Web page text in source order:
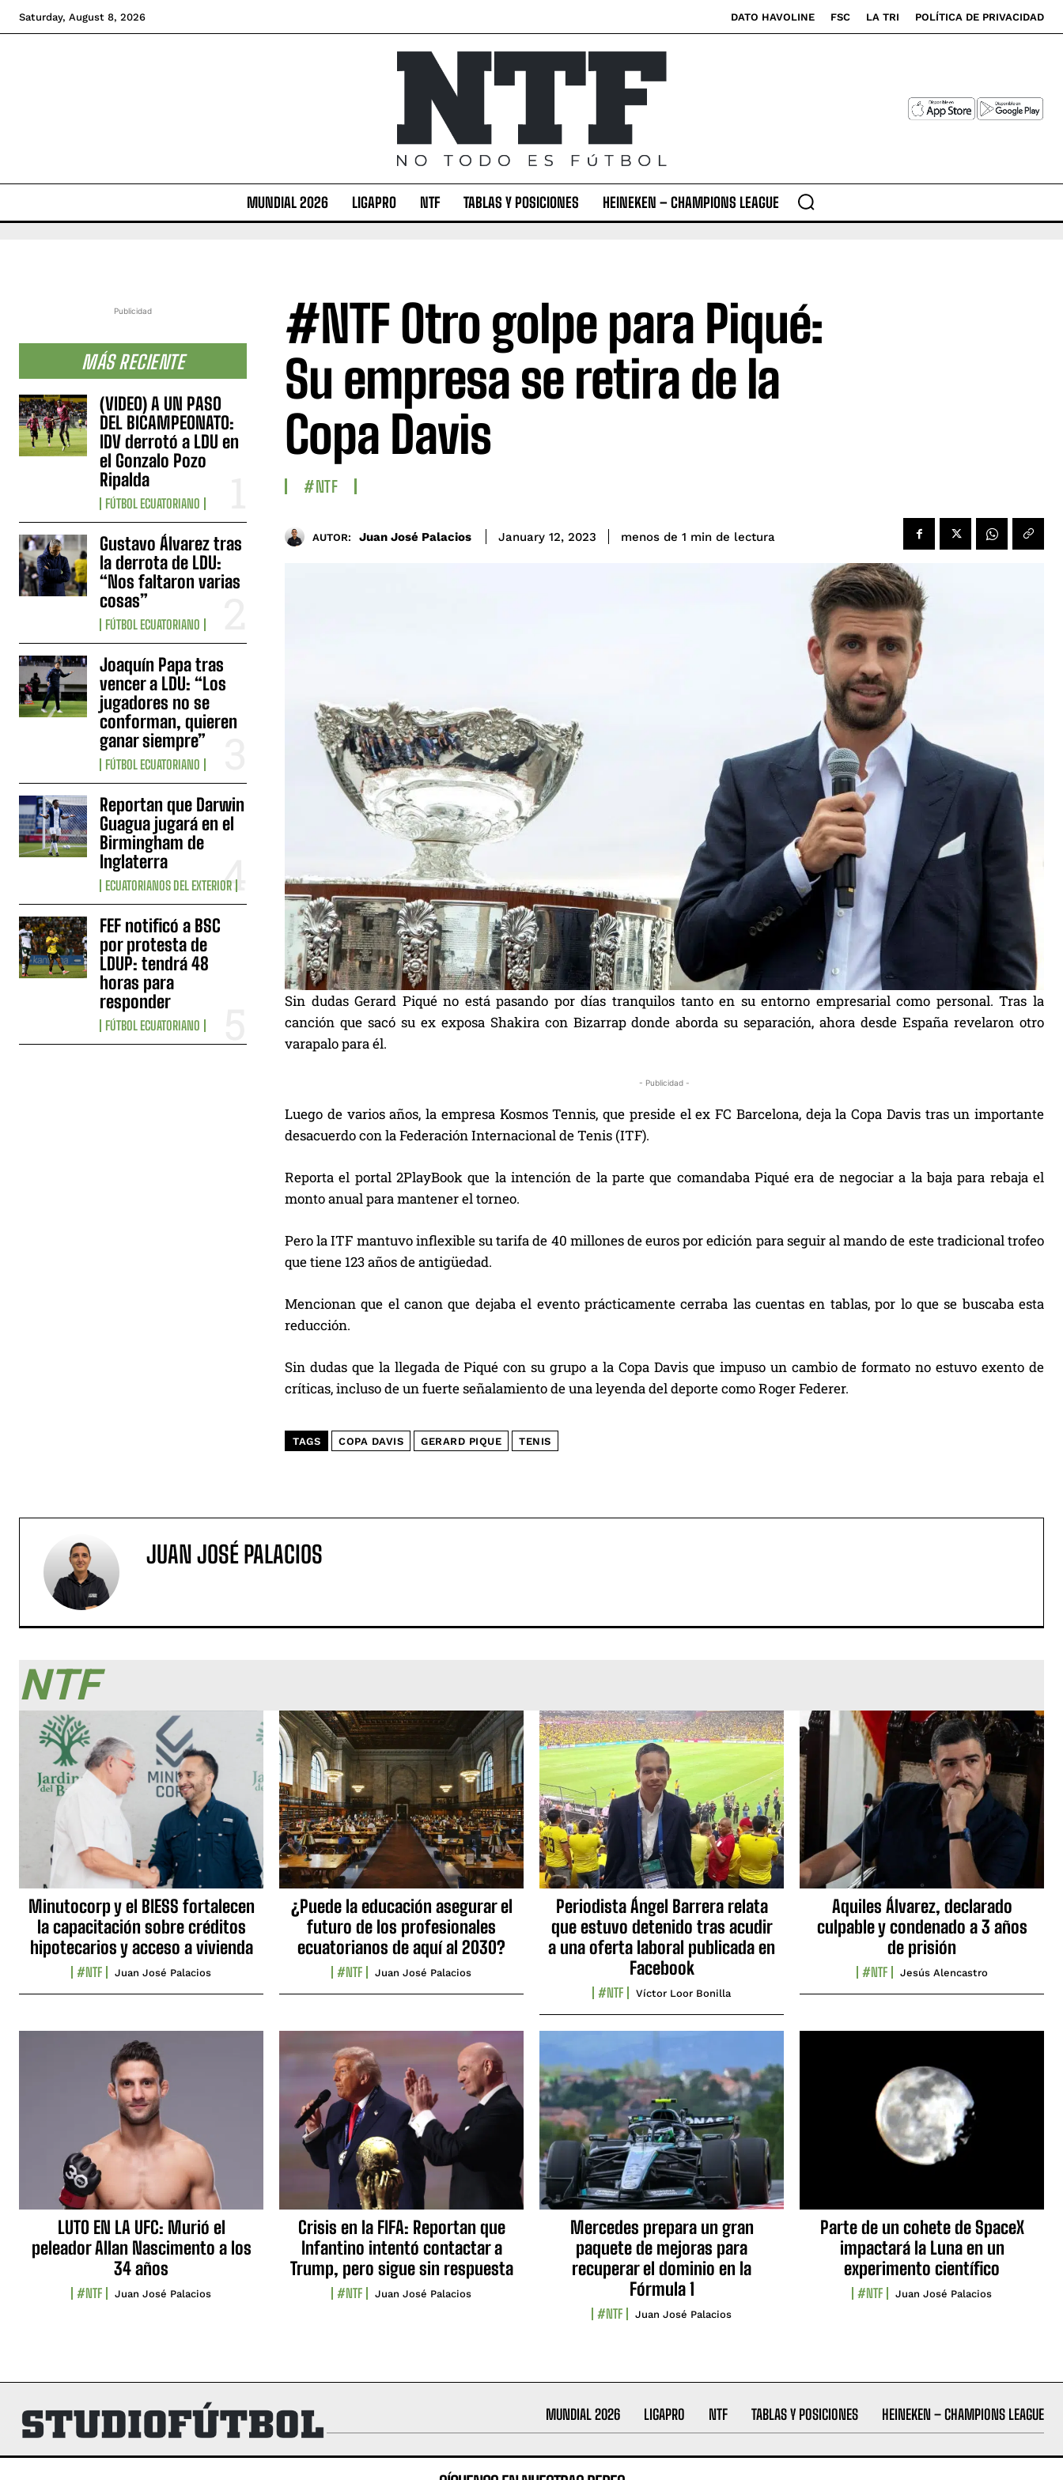
Saturday, August 8, 2026 DATO HAVOLINE FSC LA TRI POLÍTICA DE PRIVACIDAD
MUNDIAL 2026 LIGAPRO NTF TABLAS Y POSICIONES HEINEKEN – CHAMPIONS LEAGUE
Publicidad
MÁS RECIENTE
(VIDEO) A UN PASO
DEL BICAMPEONATO:
IDV derrotó a LDU en
el Gonzalo Pozo
Ripalda
FÚTBOL ECUATORIANO
Gustavo Álvarez tras
la derrota de LDU:
“Nos faltaron varias
cosas”
FÚTBOL ECUATORIANO
Joaquín Papa tras
vencer a LDU: “Los
jugadores no se
conforman, quieren
ganar siempre”
FÚTBOL ECUATORIANO
Reportan que Darwin
Guagua jugará en el
Birmingham de
Inglaterra
ECUATORIANOS DEL EXTERIOR
FEF notificó a BSC
por protesta de
LDUP: tendrá 48
horas para
responder
FÚTBOL ECUATORIANO
#NTF Otro golpe para Piqué:
Su empresa se retira de la
Copa Davis
#NTF
AUTOR: Juan José Palacios January 12, 2023 menos de 1 min de lectura
Sin dudas Gerard Piqué no está pasando por días tranquilos tanto en su entorno empresarial como personal. Tras la
canción que sacó su ex exposa Shakira con Bizarrap donde aborda su separación, ahora desde España revelaron otro
varapalo para él.
- Publicidad -
Luego de varios años, la empresa Kosmos Tennis, que preside el ex FC Barcelona, deja la Copa Davis tras un importante
desacuerdo con la Federación Internacional de Tenis (ITF).
Reporta el portal 2PlayBook que la intención de la parte que comandaba Piqué era de negociar a la baja para rebaja el
monto anual para mantener el torneo.
Pero la ITF mantuvo inflexible su tarifa de 40 millones de euros por edición para seguir al mando de este tradicional trofeo
que tiene 123 años de antigüedad.
Mencionan que el canon que dejaba el evento prácticamente cerraba las cuentas en tablas, por lo que se buscaba esta
reducción.
Sin dudas que la llegada de Piqué con su grupo a la Copa Davis que impuso un cambio de formato no estuvo exento de
críticas, incluso de un fuerte señalamiento de una leyenda del deporte como Roger Federer.
TAGS COPA DAVIS GERARD PIQUE TENIS
JUAN JOSÉ PALACIOS
NTF
Minutocorp y el BIESS fortalecen
la capacitación sobre créditos
hipotecarios y acceso a vivienda
#NTF Juan José Palacios
¿Puede la educación asegurar el
futuro de los profesionales
ecuatorianos de aquí al 2030?
#NTF Juan José Palacios
Periodista Ángel Barrera relata
que estuvo detenido tras acudir
a una oferta laboral publicada en
Facebook
#NTF Víctor Loor Bonilla
Aquiles Álvarez, declarado
culpable y condenado a 3 años
de prisión
#NTF Jesús Alencastro
LUTO EN LA UFC: Murió el
peleador Allan Nascimento a los
34 años
#NTF Juan José Palacios
Crisis en la FIFA: Reportan que
Infantino intentó contactar a
Trump, pero sigue sin respuesta
#NTF Juan José Palacios
Mercedes prepara un gran
paquete de mejoras para
recuperar el dominio en la
Fórmula 1
#NTF Juan José Palacios
Parte de un cohete de SpaceX
impactará la Luna en un
experimento científico
#NTF Juan José Palacios
MUNDIAL 2026 LIGAPRO NTF TABLAS Y POSICIONES HEINEKEN – CHAMPIONS LEAGUE